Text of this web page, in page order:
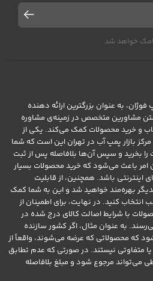
خواهد شد
به عنوان بزرگترین ارائه دهنده
مشاورین متخصص در زمینه‌ی مشاوره
و خرید محصولات کمک می‌کند. یکی از
مرکز بازار پمپ آب در تهران این است که شما
را بخرید و سپس آن‌ها بلافاصله پس از ثبت
امر باعث می‌شود که خرید محصولات بسیار
باشد. همچنین، از قابلیت
بهره‌مند خواهید شد و این به شما کمک
کنید. در نهایت، برای اطمینان از
با شرایط اصالت کالای درج شده در
به عنوان مثال، اگر کشور سازنده
که محصولاتی که عرضه می‌شوند، واقعاً از
متفاوتی نیستند. در صورتی که عدم تطابق
مرجوع شود و مبلغ بلافاصله